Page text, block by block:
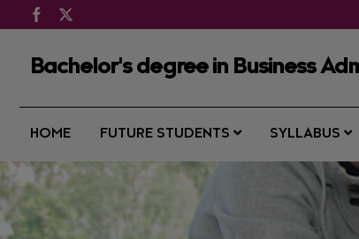
Bachelor's degree in Business
HOME FUTURE STUDENTS SYLLABUS